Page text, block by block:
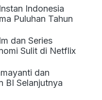
Indonesia
Puluhan Tahun
dan Series
Sulit di Netflix
dan
BI Selanjutnya